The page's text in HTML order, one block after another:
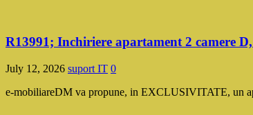
R13991; Inchiriere apartament 2 camere
July 12, 2026 suport IT 0
e-mobiliareDM va propune, in EXCLUSIVITATE, un